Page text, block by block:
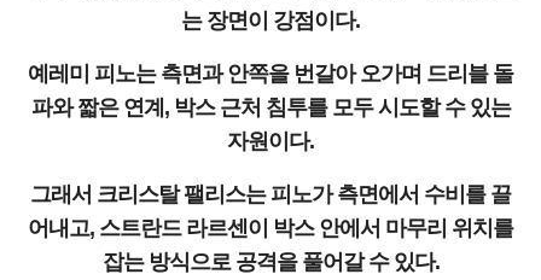
는 장면이 강점이다.
예레미 피노는 측면과 안쪽을 번갈아 오가며 드리블 돌
파와 짧은 연계, 박스 근처 침투를 모두 시도할 수 있는
자원이다.
그래서 크리스탈 팰리스는 피노가 측면에서 수비를 끌
어내고, 스트란드 라르센이 박스 안에서 마무리 위치를
잡는 방식으로 공격을 풀어갈 수 있다.